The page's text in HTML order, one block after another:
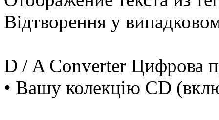
Відтворення у
D / A Converter Цифрова
• Вашу колекцію CD